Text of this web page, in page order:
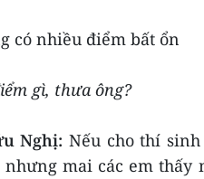
có nhiều điểm bất ổn
gì, thưa ông?
Nghị: Nếu cho thí
mai các em